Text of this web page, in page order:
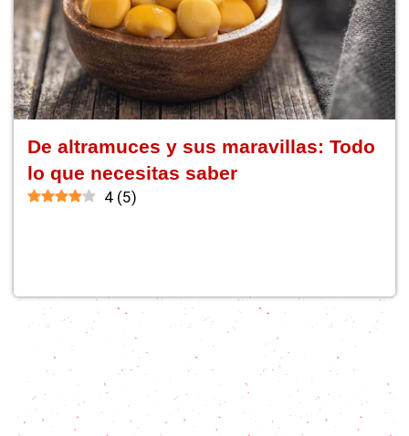
De altramuces y sus maravillas: Todo
lo que necesitas saber
4 (5)